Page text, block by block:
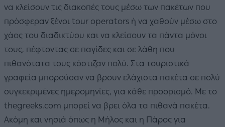
να κλείσουν τις διακοπές τους μέσω των πακέτων που
πρόσφεραν ξένοι tour operators ή να χαθούν μέσω στο
χάος του διαδικτύου και να κλείσουν τα πάντα μόνοι
τους, πέφτοντας σε παγίδες και σε λάθη που
πιθανότατα τους κόστιζαν πολύ. Στα τουριστικά
γραφεία μπορούσαν να βρουν ελάχιστα πακέτα σε πολύ
συγκεκριμένες ημερομηνίες, για κάθε προορισμό. Με το
thegreeks.com μπορεί να βρει όλα τα πιθανά πακέτα.
Ακόμη και νησιά όπως η Μήλος και η Πάρος για